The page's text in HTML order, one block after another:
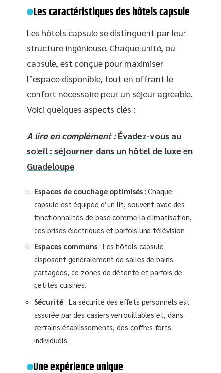
Les caractéristiques des hôtels capsule
Les hôtels capsule se distinguent par leur
structure ingénieuse. Chaque unité, ou
capsule, est conçue pour maximiser
l’espace disponible, tout en offrant le
confort nécessaire pour un séjour agréable.
Voici quelques aspects clés :
A lire en complément : Évadez-vous au
soleil : séjourner dans un hôtel de luxe en
Guadeloupe
Espaces de couchage optimisés : Chaque
capsule est équipée d’un lit, souvent avec des
fonctionnalités de base comme la climatisation,
des prises électriques et parfois une télévision.
Espaces communs : Les hôtels capsule
disposent généralement de salles de bains
partagées, de zones de détente et parfois de
petites cuisines.
Sécurité : La sécurité des effets personnels est
assurée par des casiers verrouillables et, dans
certains établissements, des coffres-forts
individuels.
Une expérience unique